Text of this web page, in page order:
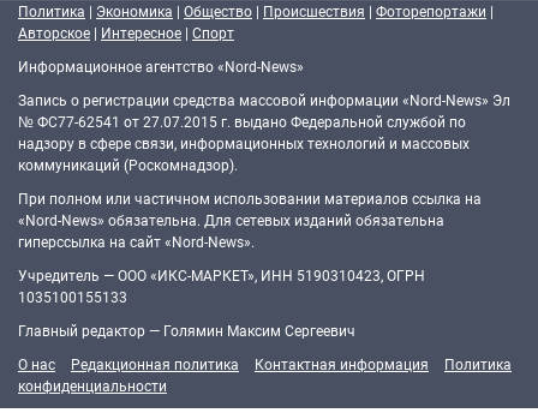
Политика | Экономика | Общество | Происшествия | Фоторепортажи |
Авторское | Интересное | Спорт
Информационное агентство «Nord-News»
Запись о регистрации средства массовой информации «Nord-News» Эл
№ ФС77-62541 от 27.07.2015 г. выдано Федеральной службой по
надзору в сфере связи, информационных технологий и массовых
коммуникаций (Роскомнадзор).
При полном или частичном использовании материалов ссылка на
«Nord-News» обязательна. Для сетевых изданий обязательна
гиперссылка на сайт «Nord-News».
Учредитель — ООО «ИКС-МАРКЕТ», ИНН 5190310423, ОГРН
1035100155133
Главный редактор — Голямин Максим Сергеевич
О нас
Редакционная политика Контактная информация
Политика
конфиденциальности